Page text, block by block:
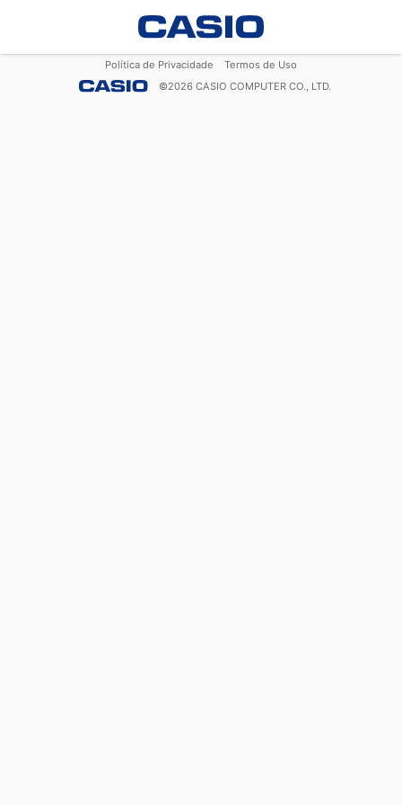
Política de Privacidade
Termos de Uso
©2026 CASIO COMPUTER CO., LTD.